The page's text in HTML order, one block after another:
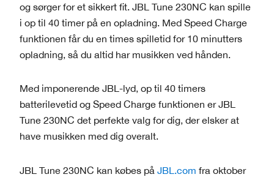
og sørger for et sikkert fit. JBL Tune 230NC kan spille
i op til 40 timer på en opladning. Med Speed Charge
funktionen får du en times spilletid for 10 minutters
opladning, så du altid har musikken ved hånden.
Med imponerende JBL-lyd, op til 40 timers
batterilevetid og Speed Charge funktionen er JBL
Tune 230NC det perfekte valg for dig, der elsker at
have musikken med dig overalt.
JBL Tune 230NC kan købes på JBL.com fra oktober